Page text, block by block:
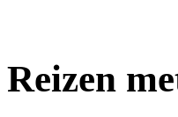
Reizen